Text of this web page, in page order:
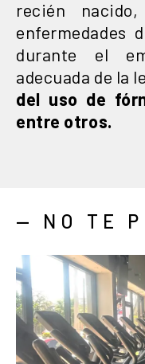
recién
enfermedades
durante el
adecuada de la
del uso de
entre otros.
— NO TE